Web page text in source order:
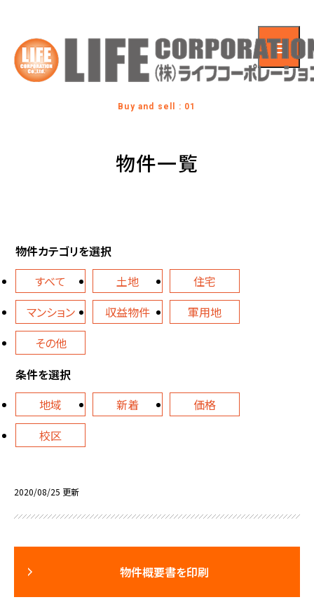
Buy and sell : 01
物件一覧
物件カテゴリを選択
すべて
土地
住宅
マンション
収益物件
軍用地
その他
条件を選択
地域
新着
価格
校区
2020/08/25 更新
物件概要書を印刷